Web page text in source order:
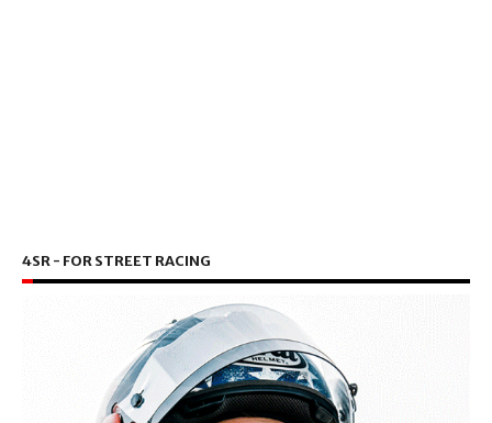
4SR - FOR STREET RACING